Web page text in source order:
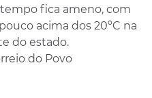
fica ameno, com
acima dos 20ºC na
do estado.
do Povo